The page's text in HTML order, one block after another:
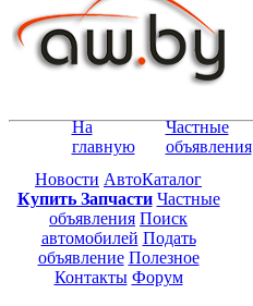
На
главную
Частные
объявления
Новости АвтоКаталог
Купить Запчасти Частные
объявления Поиск
автомобилей Подать
объявление Полезное
Контакты Форум